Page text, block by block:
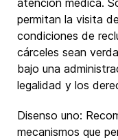
atención médica.
permitan la visita
condiciones de
cárceles sean
bajo una
legalidad y los
Disenso uno:
mecanismos que